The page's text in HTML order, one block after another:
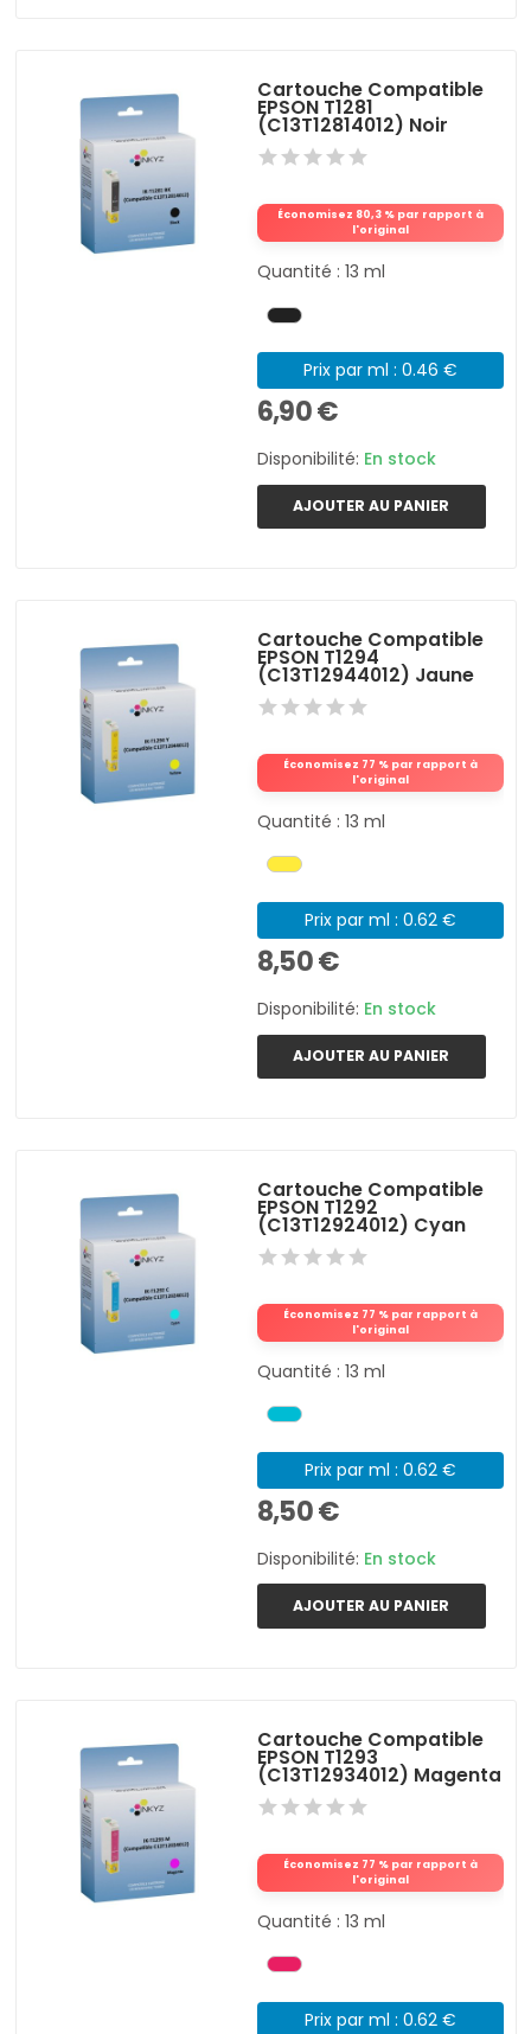
Cartouche Compatible
EPSON T1281
(C13T12814012) Noir
Économisez 80,3 % par rapport à
l'original
Quantité : 13 ml
Prix par ml : 0.46 €
6,90 €
Disponibilité: En stock
AJOUTER AU PANIER
Cartouche Compatible
EPSON T1294
(C13T12944012) Jaune
Économisez 77 % par rapport à
l'original
Quantité : 13 ml
Prix par ml : 0.62 €
8,50 €
Disponibilité: En stock
AJOUTER AU PANIER
Cartouche Compatible
EPSON T1292
(C13T12924012) Cyan
Économisez 77 % par rapport à
l'original
Quantité : 13 ml
Prix par ml : 0.62 €
8,50 €
Disponibilité: En stock
AJOUTER AU PANIER
Cartouche Compatible
EPSON T1293
(C13T12934012) Magenta
Économisez 77 % par rapport à
l'original
Quantité : 13 ml
Prix par ml : 0.62 €